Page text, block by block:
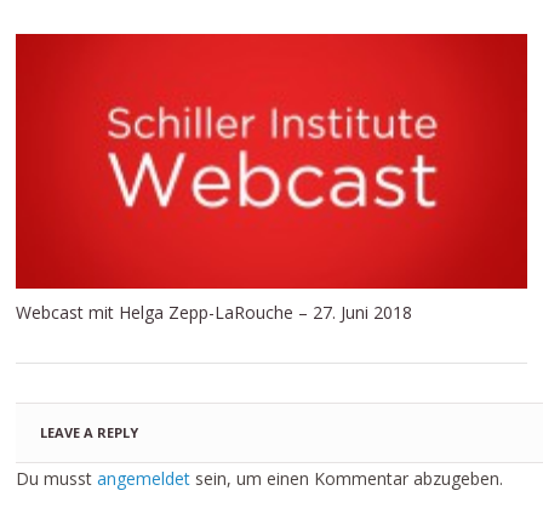
Webcast mit Helga Zepp-LaRouche – 27. Juni 2018
LEAVE A REPLY
Du musstangemeldet sein, um einen Kommentar abzugeben.